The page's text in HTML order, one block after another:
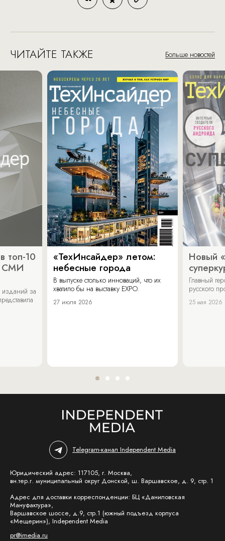
ЧИТАЙТЕ ТАКЖЕ Больше новостей
топ-10
СМИ
изданий за
«ТехИнсайдер» летом:
небесные города
В выпуске столько инноваций, что их
хватило бы на выставку EXPO.
27 июля 2026
Новый
Главный
русского
25 мая 2026
Telegram-канал Independent Media
Юридический адрес: 117105, г. Москва,
вн.тер.г. муниципальный округ Донской, ш. Варшавское, д. 9, стр. 1
Адрес для доставки корреспонденции: БЦ «Даниловская
Мануфактура»,
Варшавское шоссе, д.9, стр.1 (южный подъезд корпуса
«Мещерин»), Independent Media
pr@imedia.ru